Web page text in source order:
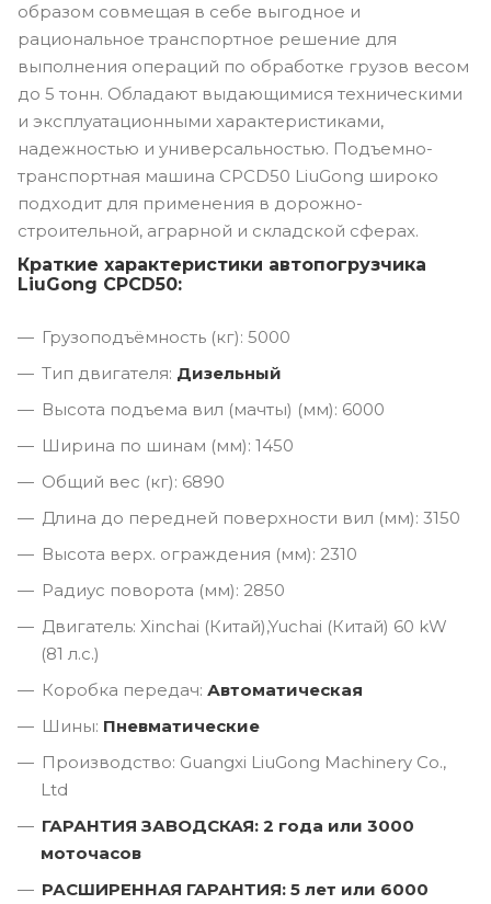
образом совмещая в себе выгодное и
рациональное транспортное решение для
выполнения операций по обработке грузов весом
до 5 тонн. Обладают выдающимися техническими
и эксплуатационными характеристиками,
надежностью и универсальностью. Подъемно-
транспортная машина CPCD50 LiuGong широко
подходит для применения в дорожно-
строительной, аграрной и складской сферах.
Краткие характеристики автопогрузчика
LiuGong CPCD50:
Грузоподъёмность (кг): 5000
Тип двигателя: Дизельный
Высота подъема вил (мачты) (мм): 6000
Ширина по шинам (мм): 1450
Общий вес (кг): 6890
Длина до передней поверхности вил (мм): 3150
Высота верх. ограждения (мм): 2310
Радиус поворота (мм): 2850
Двигатель: Xinchai (Китай),Yuchai (Китай) 60 kW
(81 л.с.)
Коробка передач: Автоматическая
Шины: Пневматические
Производство: Guangxi LiuGong Machinery Co.,
Ltd
ГАРАНТИЯ ЗАВОДСКАЯ: 2 года или 3000
моточасов
РАСШИРЕННАЯ ГАРАНТИЯ: 5 лет или 6000